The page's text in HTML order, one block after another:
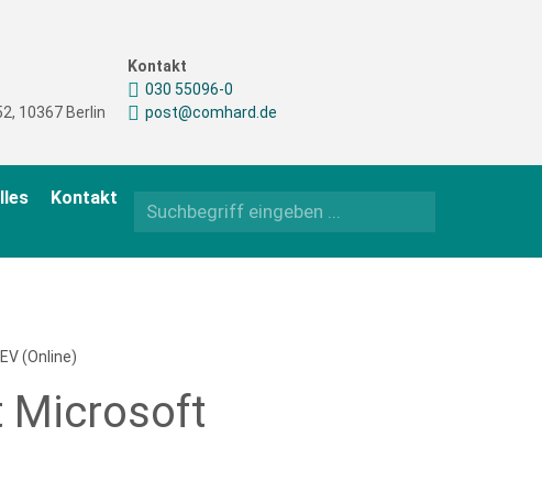
10367 Berlin
Kontakt
030 55096-0
post@comhard.de
Kontakt
(Online)
Microsoft